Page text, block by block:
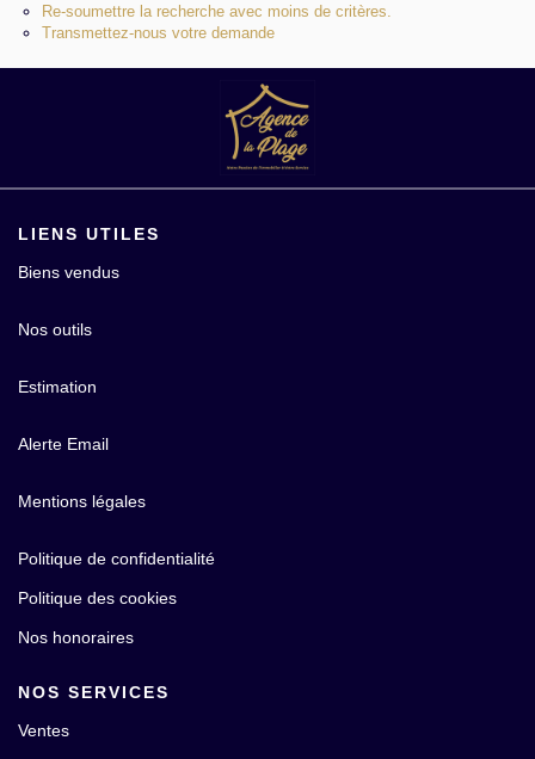
Contact
Re-soumettre la recherche avec moins de critères.
Transmettez-nous votre demande
LIENS UTILES
Biens vendus
Nos outils
Estimation
Alerte Email
Mentions légales
Politique de confidentialité
Politique des cookies
Nos honoraires
NOS SERVICES
Ventes